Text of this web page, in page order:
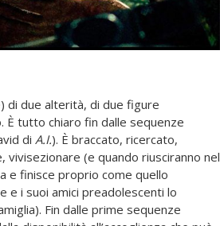
di due alterità, di due figure
È tutto chiaro fin dalle sequenze
di A.I.). È braccato, ricercato,
vivisezionare (e quando riusciranno nel
e finisce proprio come quello
e i suoi amici preadolescenti lo
Fin dalle prime sequenze